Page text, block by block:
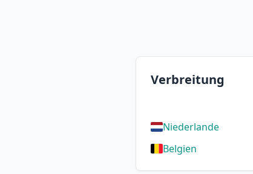
Verbreitung
Niederlande
Belgien